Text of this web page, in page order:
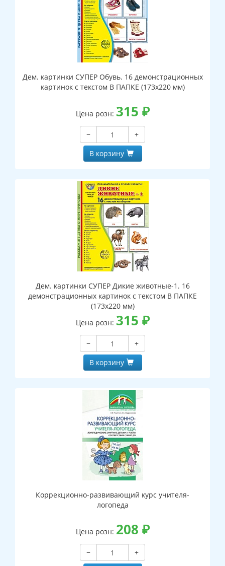
Дем. картинки СУПЕР Обувь. 16 демонстрационных
картинок с текстом В ПАПКЕ (173х220 мм)
Цена розн: 315 ₽
−
+
В корзину
Дем. картинки СУПЕР Дикие животные-1. 16
демонстрационных картинок с текстом В ПАПКЕ
(173х220 мм)
Цена розн: 315 ₽
−
+
В корзину
Коррекционно-развивающий курс учителя-
логопеда
Цена розн: 208 ₽
−
+